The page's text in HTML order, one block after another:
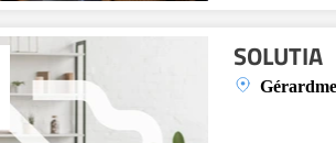
SOLUTIA